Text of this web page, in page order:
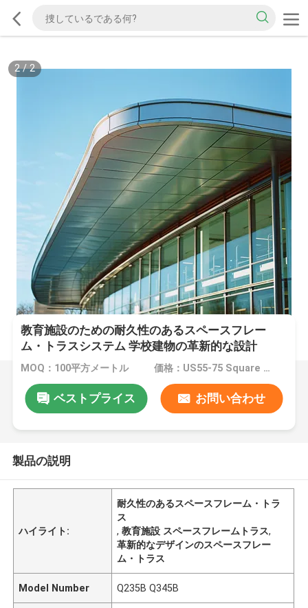
2/2
教育施設のための耐久性のあるスペースフレー
ム・トラスシステム 学校建物の革新的な設計
MOQ：100平方メートル 価格：US55-75 Square Meters
ベストプライス お問い合わせ
製品の説明
ハイライト:
耐久性のあるスペースフレーム・トラ
ス
,教育施設 スペースフレームトラス,
革新的なデザインのスペースフレー
ム・トラス
Model Number Q235B Q345B